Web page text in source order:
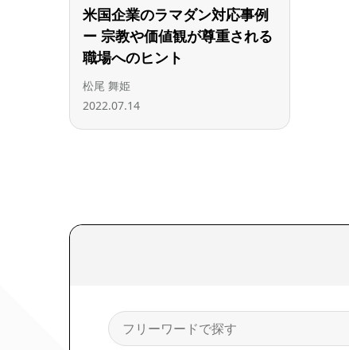
米国企業のラマダン対応事例
ー 宗教や価値観が尊重される
職場へのヒント
松尾 舞姫
2022.07.14
検
索